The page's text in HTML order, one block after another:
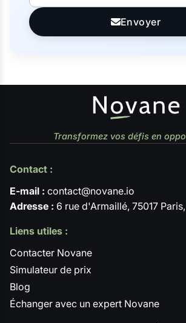
Envoyer
Transformez vos défis en
Contact :
E-mail : contact@novane.io
Adresse : 6 rue d'Armaillé, 75017
Liens utiles :
Contacter Novane
Simulateur de prix
Blog
Échanger avec un expert Novane